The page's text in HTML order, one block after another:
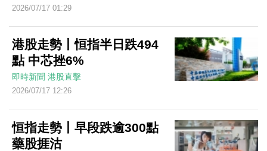
2026/07/17 01:29
港股走勢丨恒指半日跌494
點 中芯挫6%
即時新聞 港股直擊
2026/07/17 12:26
恒指走勢丨早段跌逾300點
藥股捱沽